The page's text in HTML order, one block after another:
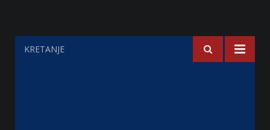
KRETANJE